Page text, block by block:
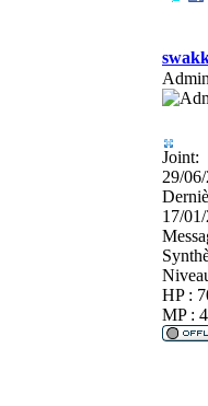
Joint:
29/
17/
HP :
MP :